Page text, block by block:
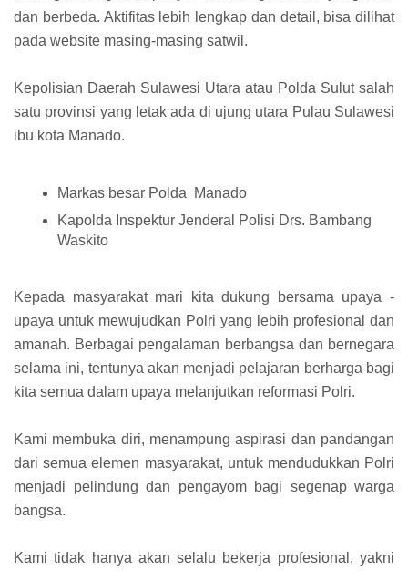
dan berbeda. Aktifitas lebih lengkap dan detail, bisa dilihat
pada website masing-masing satwil.
Kepolisian Daerah Sulawesi Utara atau Polda Sulut salah
satu provinsi yang letak ada di ujung utara Pulau Sulawesi
ibu kota Manado.
Markas besar Polda Manado
Kapolda Inspektur Jenderal Polisi Drs. Bambang
Waskito
Kepada masyarakat mari kita dukung bersama upaya -
upaya untuk mewujudkan Polri yang lebih profesional dan
amanah. Berbagai pengalaman berbangsa dan bernegara
selama ini, tentunya akan menjadi pelajaran berharga bagi
kita semua dalam upaya melanjutkan reformasi Polri.
Kami membuka diri, menampung aspirasi dan pandangan
dari semua elemen masyarakat, untuk mendudukkan Polri
menjadi pelindung dan pengayom bagi segenap warga
bangsa.
Kami tidak hanya akan selalu bekerja profesional, yakni